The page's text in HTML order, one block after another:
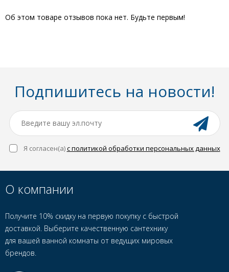
Об этом товаре отзывов пока нет. Будьте первым!
Подпишитесь на новости!
Я согласен(a)с политикой обработки персональных данных
О компании
Получите 10% скидку на первую покупку с быстрой
доставкой. Выберите качественную сантехнику
для вашей ванной комнаты от ведущих мировых
брендов.